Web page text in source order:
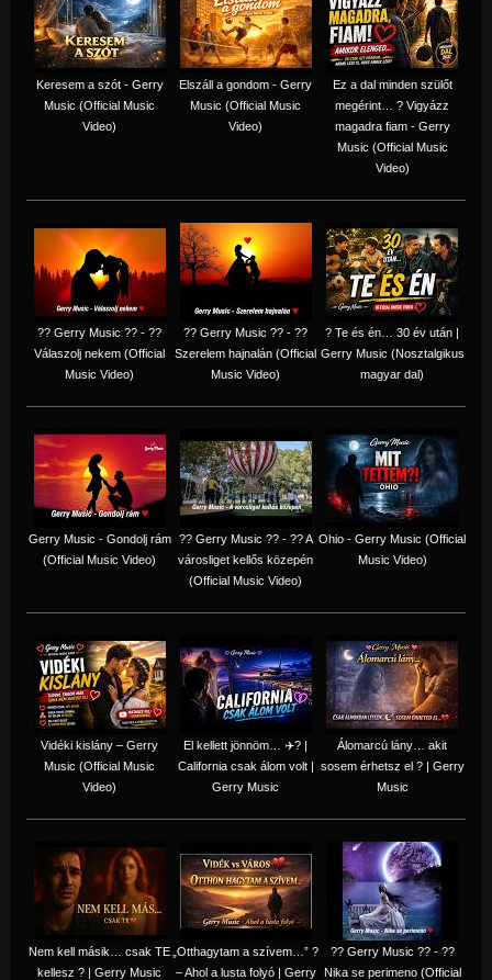
Keresem a szót - Gerry
Music (Official Music
Video)
Elszáll a gondom - Gerry
Music (Official Music
Video)
Ez a dal minden szülőt
megérint… ? Vigyázz
magadra fiam - Gerry
Music (Official Music
Video)
?? Gerry Music ?? - ??
Válaszolj nekem (Official
Music Video)
?? Gerry Music ?? - ??
Szerelem hajnalán (Official
Music Video)
? Te és én… 30 év után |
Gerry Music (Nosztalgikus
magyar dal)
Gerry Music - Gondolj rám
(Official Music Video)
?? Gerry Music ?? - ?? A
városliget kellős közepén
(Official Music Video)
Ohio - Gerry Music (Official
Music Video)
Vidéki kislány – Gerry
Music (Official Music
Video)
El kellett jönnöm… ✈️? |
California csak álom volt |
Gerry Music
Álomarcú lány… akit
sosem érhetsz el ? | Gerry
Music
Nem kell másik… csak TE
kellesz ? | Gerry Music
„Otthagytam a szívem…” ?
– Ahol a lusta folyó | Gerry
?? Gerry Music ?? - ??
Nika se perimeno (Official